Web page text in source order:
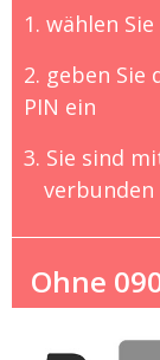
1. wählen
2. geben Sie
PIN ein
3. Sie sind
verbunden
Ohne